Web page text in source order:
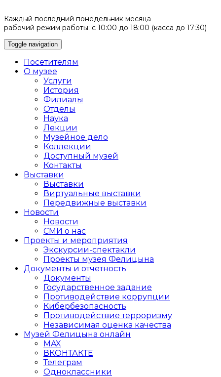
Каждый последний понедельник месяца
рабочий режим работы: с 10:00 до 18:00 (касса до 17:30)
Toggle navigation
Посетителям
О музее
Услуги
История
Филиалы
Отделы
Наука
Лекции
Музейное дело
Коллекции
Доступный музей
Контакты
Выставки
Выставки
Виртуальные выставки
Передвижные выставки
Новости
Новости
СМИ о нас
Проекты и мероприятия
Экскурсии-спектакли
Проекты музея Фелицына
Документы и отчетность
Документы
Государственное задание
Противодействие коррупции
Кибер­безопасность
Противодействие терроризму
Независимая оценка качества
Музей Фелицына онлайн
MAX
ВКОНТАКТЕ
Телеграм
Одноклассники